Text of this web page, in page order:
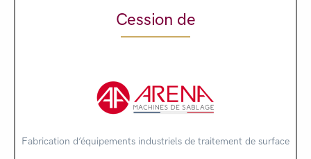
Cession de
Fabrication d’équipements industriels de traitement de surface